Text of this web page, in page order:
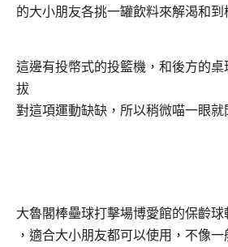
的大小朋友各挑一罐飲料來解渴和到
這邊有投幣式的投籃機，和後方的
拔
對這項運動缺缺，所以稍微喵一眼就
大魯閣棒壘球打擊場博愛館的保齡
，適合大小朋友都可以使用，不像